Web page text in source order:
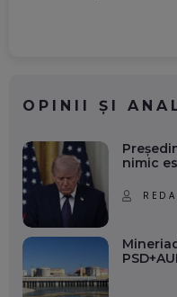
OPINII ȘI
nimic